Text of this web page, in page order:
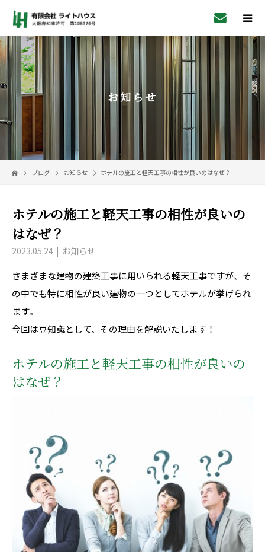
お知らせ
ブログ お知らせ ホテルの施工と軽天工事の相性が良いのはなぜ？
ホテルの施工と軽天工事の相性が良いの
はなぜ？
2023.05.24 お知らせ
さまざまな建物の建築工事に用いられる軽天工事ですが、そ
の中でも特に相性が良い建物の一つとしてホテルが挙げられ
ます。
今回は豆知識として、その理由を解説いたします！
ホテルの施工と軽天工事の相性が良いの
はなぜ？